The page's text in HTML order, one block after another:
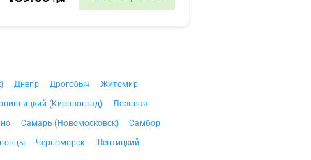
Днепр Дрогобыч
Житомир
(Кировоград)
Лозовая
Самарь (Новомосковск)
Самбор
Черноморск Шептицкий